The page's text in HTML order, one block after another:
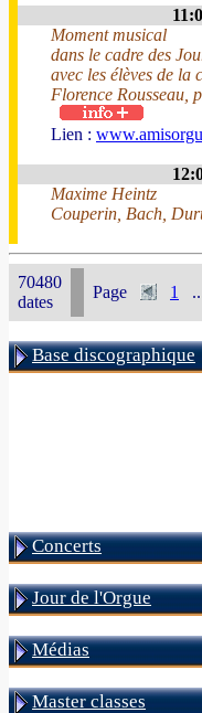
Moment musical
dans le cadre des
avec les élèves de la
Florence Rousseau,
Lien :
Maxime Heintz
Couperin, Bach,
70480
dates
Page 1
Base discographique
Concerts
Jour de l'Orgue
Médias
Master classes